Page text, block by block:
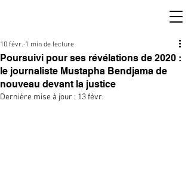
Poursuivi pour ses révélations de 2020 :
le journaliste Mustapha Bendjama de
nouveau devant la justice
10 févr. 1 min de lecture
Dernière mise à jour : 13 févr.